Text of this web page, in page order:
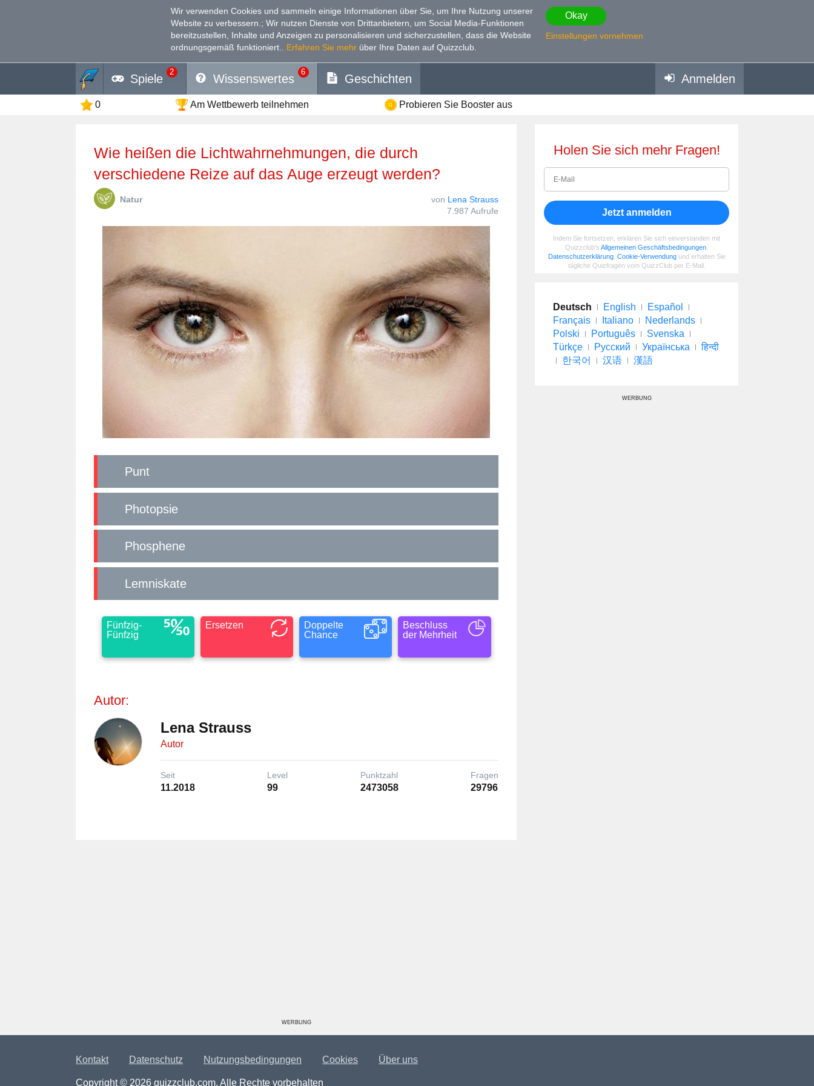
Wir verwenden Cookies und sammeln einige Informationen über Sie, um Ihre Nutzung unserer
Website zu verbessern. ; Wir nutzen Dienste von Drittanbietern, um Social Media-Funktionen
bereitzustellen, Inhalte und Anzeigen zu personalisieren und sicherzustellen, dass die Website
ordnungsgemäß funktioniert.
Erfahren Sie mehr über Ihre Daten auf Quizzclub.
Okay
Einstellungen vornehmen
Spiele
2
Wissenswertes
6
Geschichten Anmelden
0 Am Wettbewerb teilnehmen Probieren Sie Booster aus
Wie heißen die Lichtwahrnehmungen, die durch
verschiedene Reize auf das Auge erzeugt werden?
Natur von Lena Strauss
7.987 Aufrufe
Punt
Photopsie
Phosphene
Lemniskate
Fünfzig-
Fünfzig
Ersetzen
Doppelte
Chance
Beschluss
der Mehrheit
Autor:
Lena Strauss
Autor
Seit
11.2018
Level
99
Punktzahl
2473058
Fragen
29796
WERBUNG
Holen Sie sich mehr Fragen!
Jetzt anmelden
Indem Sie fortsetzen, erklären Sie sich einverstanden mit
Quizzclub's Allgemeinen Geschäftsbedingungen
Datenschutzerklärung, Cookie-Verwendungund erhalten Sie
tägliche Quizfragen vom QuizzClub per E-Mail.
Deutsch English
Español
Français
Italiano
Nederlands
Polski
Português
Svenska
Türkçe
Русский Українська
हिन्दी
한국어
汉语 漢語
WERBUNG
Kontakt Datenschutz Nutzungsbedingungen Cookies Über uns
Copyright © 2026 quizzclub.com. Alle Rechte vorbehalten